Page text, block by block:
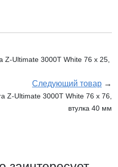
Z-Ultimate 3000T White 76 x 25,
Следующий товар →
Z-Ultimate 3000T White 76 x 76,
втулка 40 мм